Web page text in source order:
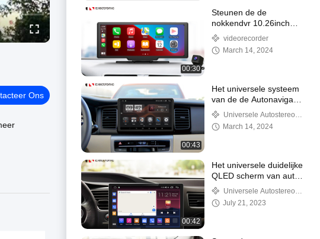
Ons
00:30
Steunen de de
nokkendvr 10.26inch
draagbare navigatie van
het autostreepje voor
auto en de vrachtwagen
videorecorder
March 14, 2024
00:43
Het universele systeem
van de de Autonavigatie
van auto stereoandroid
met volledige geschikte
zwarte
Universele Autostereo-
installatie
March 14, 2024
00:42
Het universele duidelijke
QLED scherm van auto
stereoandroid 12.95inch
HD ultra met 4G DSP
draadloze Carplay en A
Universele Autostereo-
installatie
July 21, 2023